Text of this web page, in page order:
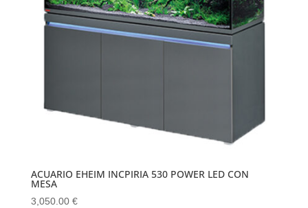
ACUARIO EHEIM INCPIRIA 530 POWER LED CON
MESA
3,050.00 €